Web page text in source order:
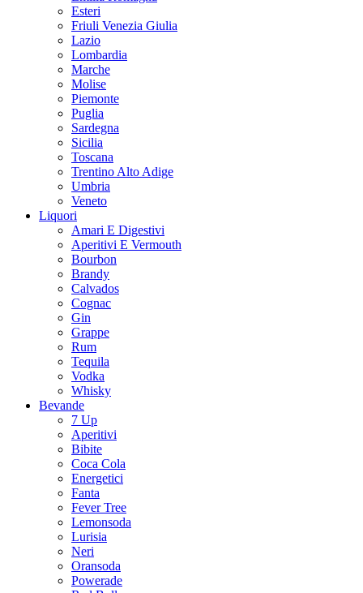
Esteri
Friuli Venezia Giulia
Lazio
Lombardia
Marche
Molise
Piemonte
Puglia
Sardegna
Sicilia
Toscana
Trentino Alto Adige
Umbria
Veneto
Liquori
Amari E Digestivi
Aperitivi E Vermouth
Bourbon
Brandy
Calvados
Cognac
Gin
Grappe
Rum
Tequila
Vodka
Whisky
Bevande
7 Up
Aperitivi
Bibite
Coca Cola
Energetici
Fanta
Fever Tree
Lemonsoda
Lurisia
Neri
Oransoda
Powerade